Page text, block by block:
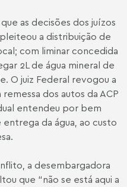
as decisões dos juízos
a distribuição de
com liminar concedida
2L de água mineral de
O juiz Federal revogou a
dos autos da ACP
entendeu por bem
da água, ao custo
a desembargadora
que “não se está aqui a